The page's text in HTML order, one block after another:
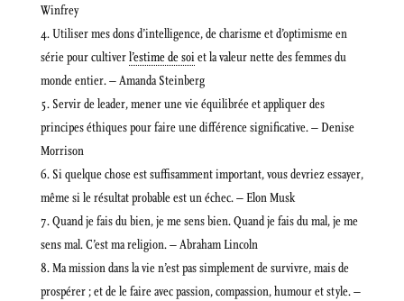
Winfrey
Utiliser mes dons d’intelligence, de charisme et d’optimisme en
série pour cultiverl’estime de soiet la valeur nette des femmes du
monde entier. – Amanda Steinberg
Servir de leader, mener une vie équilibrée et appliquer des
principes éthiques pour faire une différence significative. – Denise
Morrison
Si quelque chose est suffisamment important, vous devriez essayer,
même si le résultat probable est un échec. – Elon Musk
Quand je fais du bien, je me sens bien. Quand je fais du mal, je me
sens mal. C’est ma religion. – Abraham Lincoln
Ma mission dans la vie n’est pas simplement de survivre, mais de
prospérer ; et de le faire avec passion, compassion, humour et style. –